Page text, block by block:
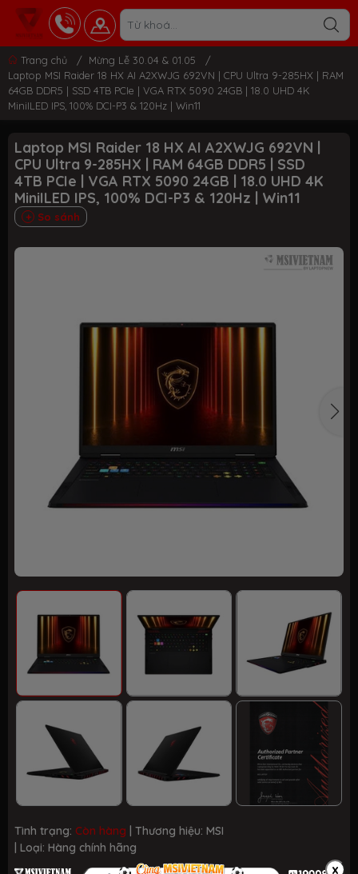
Trang chủ / Mừng Lễ 30.04 & 01.05
/
Laptop MSI Raider 18 HX AI A2XWJG 692VN | CPU Ultra 9-285HX | RAM
64GB DDR5 | SSD 4TB PCIe | VGA RTX 5090 24GB | 18.0 UHD 4K
MiniILED IPS, 100% DCI-P3 & 120Hz | Win11
Laptop MSI Raider 18 HX AI A2XWJG 692VN |
CPU Ultra 9-285HX | RAM 64GB DDR5 | SSD
4TB PCIe | VGA RTX 5090 24GB | 18.0 UHD 4K
MiniILED IPS, 100% DCI-P3 & 120Hz | Win11
So sánh
Tình trạng: Còn hàng | Thương hiệu: MSI
| Loại: Hàng chính hãng
x